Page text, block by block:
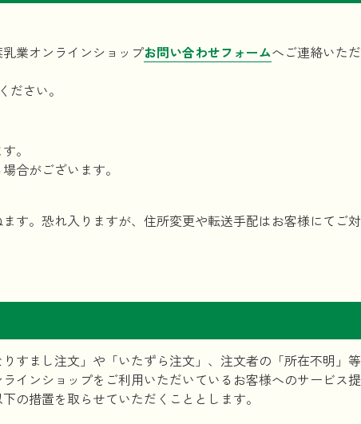
業オンラインショップお問い合わせフォームへご連絡いただ
ださい。
。
合がございます。
す。恐れ入りますが、住所変更や転送手配はお客様にてご対
すまし注文」や「いたずら注文」、注文者の「所在不明」等
インショップをご利用いただいているお客様へのサービス提
の措置を取らせていただくこととします。